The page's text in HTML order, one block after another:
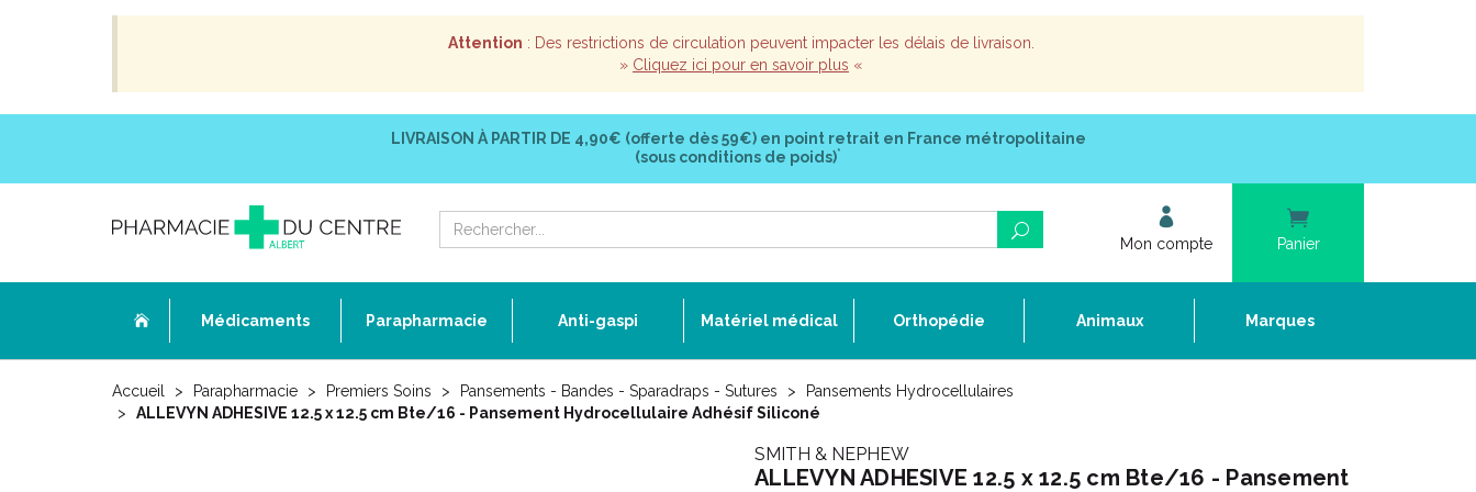
Attention : Des restrictions de circulation peuvent impacter les délais de livraison.
» Cliquez ici pour en savoir plus «
LIVRAISON À PARTIR DE 4,90€ (offerte dès 59€) en point retrait en France métropolitaine
(sous conditions de poids)*
Mon compte Panier
Médicaments Parapharmacie Anti-gaspi Matériel médical Orthopédie Animaux Marques
Accueil Parapharmacie Premiers Soins Pansements - Bandes - Sparadraps - Sutures
Pansements Hydrocellulaires
ALLEVYN ADHESIVE 12.5 x 12.5 cm Bte/16 - Pansement Hydrocellulaire Adhésif Siliconé
SMITH & NEPHEW
ALLEVYN ADHESIVE 12.5 x 12.5 cm Bte/16 - Pansement